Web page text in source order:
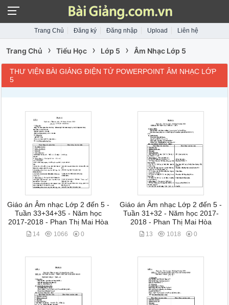
Trang Chủ Đăng ký Đăng nhập Upload Liên hệ
Trang Chủ › Tiểu Học › Lớp 5 › Âm Nhạc Lớp 5
THƯ VIỆN BÀI GIẢNG ĐIỆN TỬ POWERPOINT ÂM NHẠC LỚP
5
Giáo án Âm nhạc Lớp 2 đến 5 -
Tuần 33+34+35 - Năm học
2017-2018 - Phan Thị Mai Hòa
14 1066 0
Giáo án Âm nhạc Lớp 2 đến 5 -
Tuần 31+32 - Năm học 2017-
2018 - Phan Thị Mai Hòa
13 1018 0